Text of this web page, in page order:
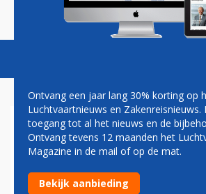
Magazine Podcasts
KLM CITYHOPPER
EERSTE
UIT MET EMBRAER
Ontvang een jaar lang 30% korting op
Luchtvaartnieuws en Zakenreisnieuws.
toegang tot al het nieuws en de
Ontvang tevens 12 maanden het
Magazine in de mail of op de mat.
Bekijk aanbieding